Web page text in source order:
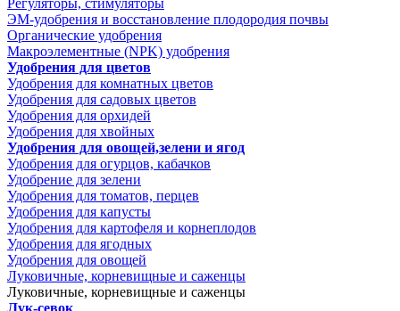
Регуляторы, стимуляторы
ЭМ-удобрения и восстановление плодородия почвы
Органические удобрения
Макроэлементные (NPK) удобрения
Удобрения для цветов
Удобрения для комнатных цветов
Удобрения для садовых цветов
Удобрения для орхидей
Удобрения для хвойных
Удобрения для овощей,зелени и ягод
Удобрения для огурцов, кабачков
Удобрение для зелени
Удобрения для томатов, перцев
Удобрения для капусты
Удобрения для картофеля и корнеплодов
Удобрения для ягодных
Удобрения для овощей
Луковичные, корневищные и саженцы
Луковичные, корневищные и саженцы
Лук-севок